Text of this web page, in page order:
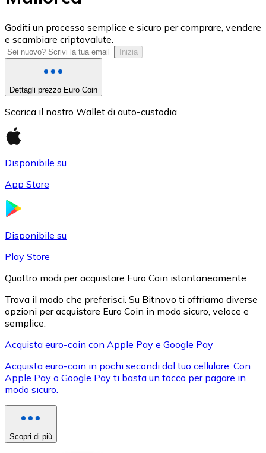
USDC
XRP
XRP
Vedi tutto
Buoni cripto
Goditi un processo semplice e sicuro per comprare, vendere
e scambiare criptovalute.
Inizia
Dettagli prezzo Euro Coin
Scarica il nostro Wallet di auto-custodia
Disponibile su
App Store
Disponibile su
Play Store
Quattro modi per acquistare Euro Coin istantaneamente
Trova il modo che preferisci. Su Bitnovo ti offriamo diverse
opzioni per acquistare Euro Coin in modo sicuro, veloce e
semplice.
Acquista euro-coin con Apple Pay e Google Pay
Acquista euro-coin in pochi secondi dal tuo cellulare. Con
Apple Pay o Google Pay ti basta un tocco per pagare in
modo sicuro.
Scopri di più